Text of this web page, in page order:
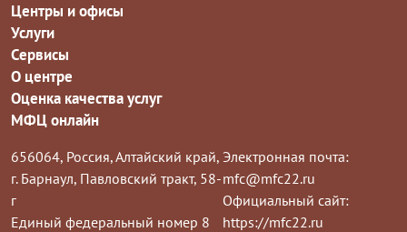
Центры и офисы
Услуги
Сервисы
О центре
Оценка качества услуг
МФЦ онлайн
656064, Россия, Алтайский край,
г. Барнаул, Павловский тракт, 58-
г
Единый федеральный номер 8
Электронная почта:
mfc@mfc22.ru
Официальный сайт:
https://mfc22.ru